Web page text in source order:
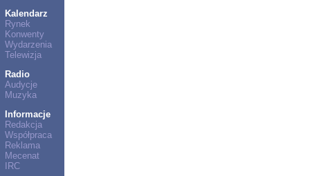
Kalendarz
Rynek
Konwenty
Wydarzenia
Telewizja
Radio
Audycje
Muzyka
Informacje
Redakcja
Współpraca
Reklama
Mecenat
IRC